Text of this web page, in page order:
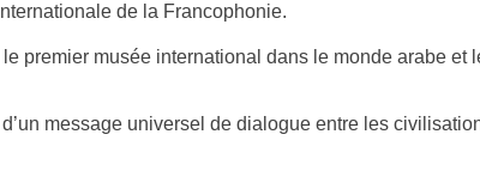
de la Francophonie.
premier musée international dans le monde arabe et
message universel de dialogue entre les